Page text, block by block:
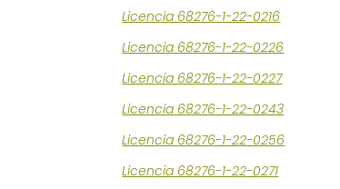
Licencia 68276-1-22-0216
Licencia 68276-1-22-0226
Licencia 68276-1-22-0227
Licencia 68276-1-22-0243
Licencia 68276-1-22-0256
Licencia 68276-1-22-0271